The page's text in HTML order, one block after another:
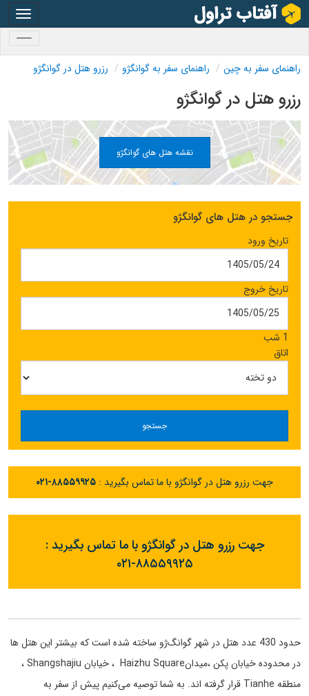
راهنمای سفر به چین راهنمای سفر به گوانگژو رزرو هتل در گوانگژو
رزرو هتل در گوانگژو
نقشه هتل های گوانگژو
جستجو در هتل های گوانگژو
تاریخ ورود
تاریخ خروج
1 شب
اتاق
جستجو
جهت رزرو هتل در گوانگژو با ما تماس بگیرید : ۰۲۱-۸۸۵۵۹۹۲۵
جهت رزرو هتل در گوانگژو با ما تماس بگیرید :
۰۲۱-۸۸۵۵۹۹۲۵
حدود 430 عدد هتل در شهر گوانگ‌ژو ساخته شده است که بیشتر این هتل ها
در محدوده خیابان پکن ،میدانHaizhu Square ، خیابان Shangshajiu ،
منطقه Tianhe قرار گرفته اند. به شما توصیه می‌کنیم پیش از سفر به